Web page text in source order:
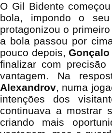
O Gil Bidente
bola, impondo o
protagonizou o
a bola passou por
pouco depois,Gonçalo
finalizar com
vantagem. Na
Alexandrov, numa
intenções dos
continuava a mostrar
criando mais